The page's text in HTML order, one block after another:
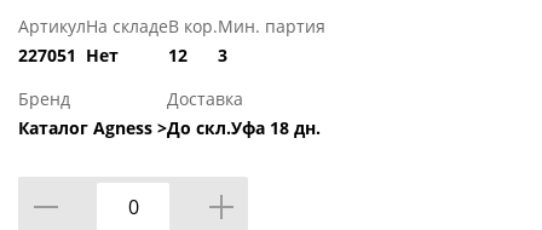
Артикул
227051
На складе
Нет
В кор.
12
Мин. партия
3
Бренд
Каталог Agness >
Доставка
До скл.Уфа 18 дн.